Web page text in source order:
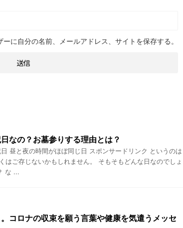
に自分の名前、メールアドレス、サイトを保存する。
なの？お墓参りする理由とは？
昼と夜の時間がほぼ同じ日 スポンサードリンク というのは
はご存じないかもしれません。 そもそもどんな日なのでしょ
な ...
コロナの収束を願う言葉や健康を気遣うメッセ